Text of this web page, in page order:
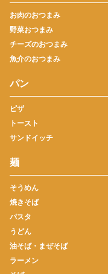
お肉のおつまみ
野菜おつまみ
チーズのおつまみ
魚介のおつまみ
パン
ピザ
トースト
サンドイッチ
麺
そうめん
焼きそば
パスタ
うどん
油そば・まぜそば
ラーメン